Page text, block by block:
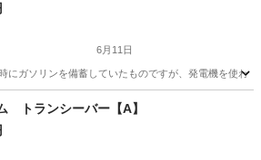
6月11日
にガソリンを備蓄していたものですが、発電機を使わ
その他 ステンレス
トランシーバー【A】